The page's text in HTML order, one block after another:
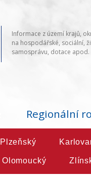
Informace z území krajů,
na hospodářské, sociální,
samosprávu, dotace apod.
Regionální
Plzeňský
Olomoucký